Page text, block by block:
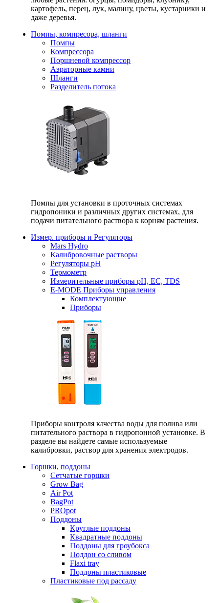
картофель, перец, лук, малину, цветы, кустарники и
даже деревья.
Помпы, компресора, шланги
Помпы
Компрессора
Поршневой компрессор
Аэраторные камни
Шланги
Разделитель потока
Помпы для установки в проточных системах
гидропоники и различных других системах, для
подачи питательного раствора к корням растения.
Измер. приборы и Регуляторы
Mars Hydro
Калибровочные растворы
Регуляторы рН
Термометр
Измерительные приборы pH, EC, TDS
E-MODE Приборы управления
Комплектующие
Приборы
Приборы контроля качества воды для полива или
питательного раствора в гидропонной установке. В
разделе вы найдете самые используемые
калибровки, раствор для хранения электродов.
Горшки, поддоны
Сетчатые горшки
Grow Bag
Air Pot
BagPot
PROpot
Поддоны
Круглые поддоны
Квадратные поддоны
Поддоны для гроубокса
Поддон со сливом
Flaxi tray
Поддоны пластиковые
Пластиковые под рассаду